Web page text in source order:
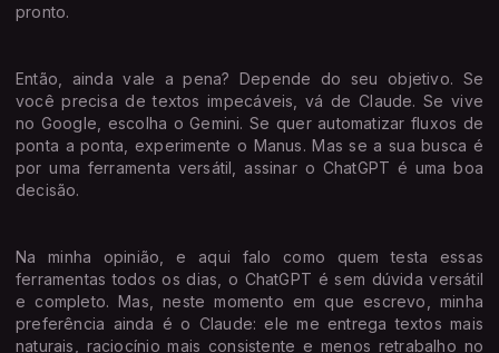
pronto.
Então, ainda vale a pena? Depende do seu objetivo. Se
você precisa de textos impecáveis, vá de Claude. Se vive
no Google, escolha o Gemini. Se quer automatizar fluxos de
ponta a ponta, experimente o Manus. Mas se a sua busca é
por uma ferramenta versátil, assinar o ChatGPT é uma boa
decisão.
Na minha opinião, e aqui falo como quem testa essas
ferramentas todos os dias, o ChatGPT é sem dúvida versátil
e completo. Mas, neste momento em que escrevo, minha
preferência ainda é o Claude: ele me entrega textos mais
naturais, raciocínio mais consistente e menos retrabalho no